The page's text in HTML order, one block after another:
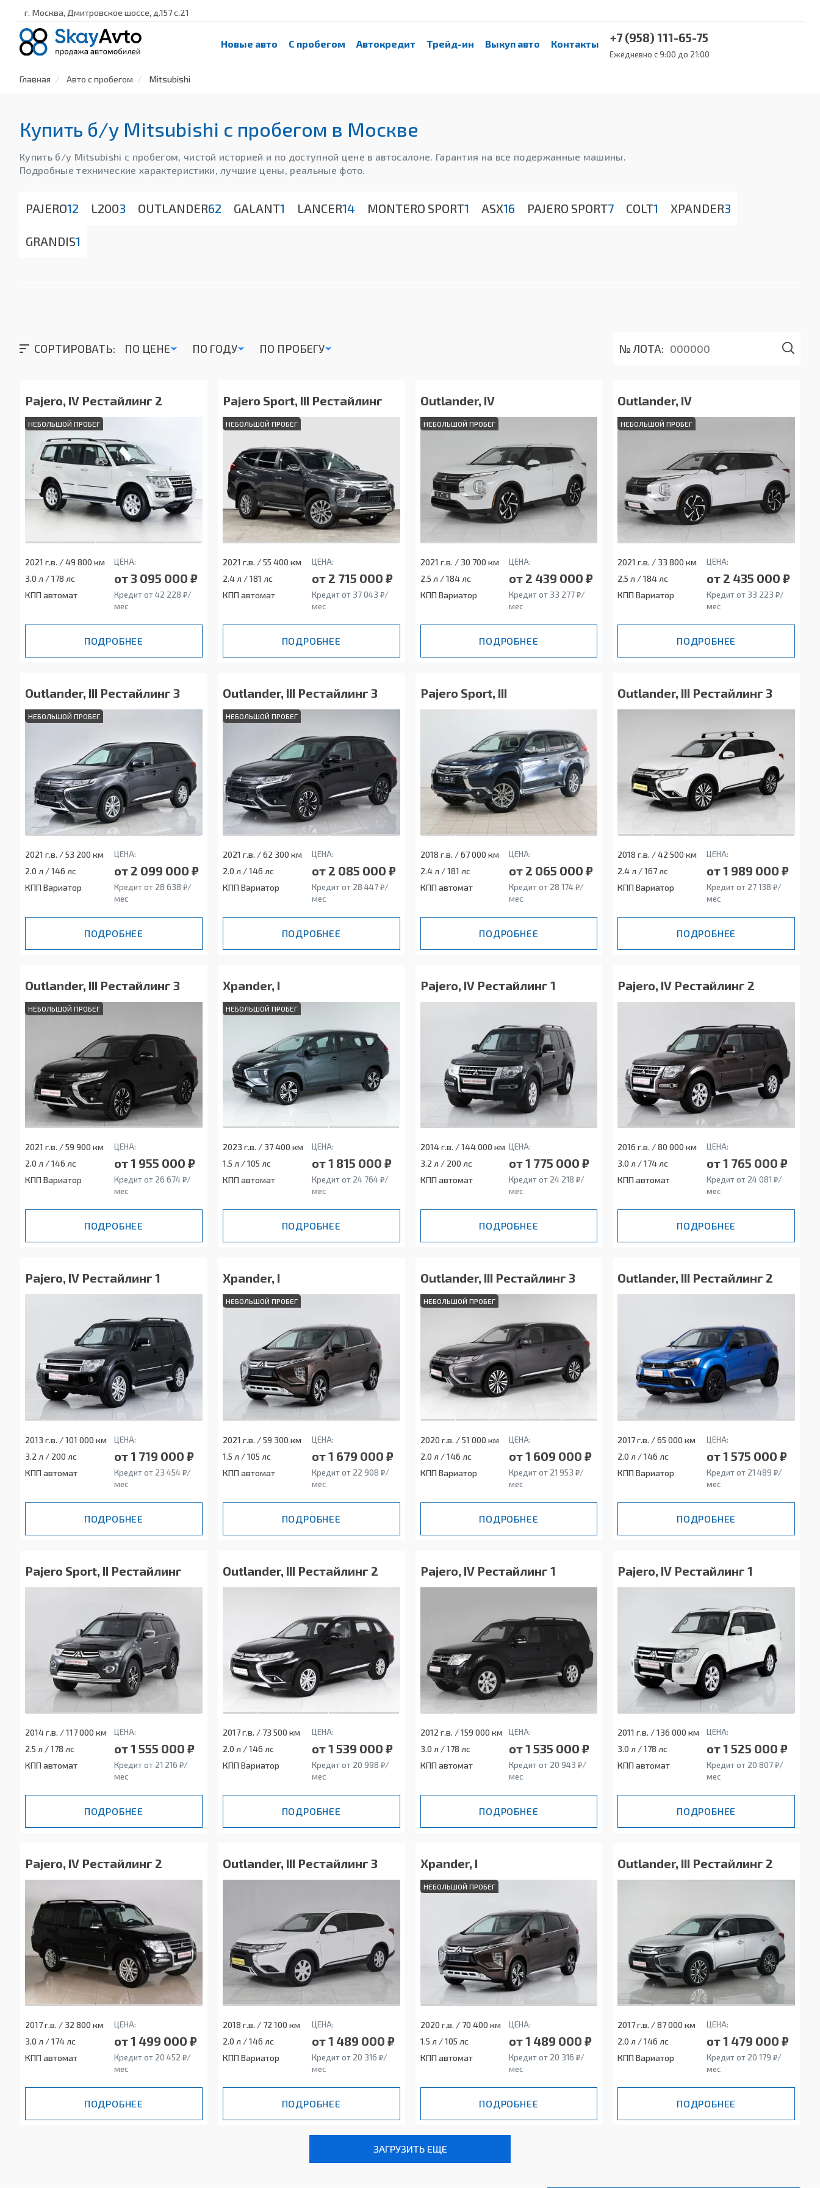
г. Москва, Дмитровское шоссе, д.157 с.21
Новые авто С пробегом Автокредит Трейд-ин Выкуп авто Контакты +7 (958) 111-65-75
Ежедневно с 9:00 до 21:00
Главная Авто с пробегом Mitsubishi
Купить б/у Mitsubishi с пробегом в Москве
Купить б/у Mitsubishi с пробегом, чистой историей и по доступной цене в автосалоне. Гарантия на все подержанные машины.
Подробные технические характеристики, лучшие цены, реальные фото.
PAJERO12 L2003 OUTLANDER62 GALANT1 LANCER14 MONTERO SPORT1 ASX16 PAJERO SPORT7 COLT1 XPANDER3
GRANDIS1
№ ЛОТА:
СОРТИРОВАТЬ: ПО ЦЕНЕ ПО ГОДУ ПО ПРОБЕГУ
Pajero, IV Рестайлинг 2
НЕБОЛЬШОЙ ПРОБЕГ
2021 г.в. / 49 800 км ЦЕНА:
3.0 л / 178 лс от 3 095 000 ₽
КПП автомат
Кредит от 42 228 ₽/
мес
ПОДРОБНЕЕ
Pajero Sport, III Рестайлинг
НЕБОЛЬШОЙ ПРОБЕГ
2021 г.в. / 55 400 км ЦЕНА:
2.4 л / 181 лс от 2 715 000 ₽
КПП автомат
Кредит от 37 043 ₽/
мес
ПОДРОБНЕЕ
Outlander, IV
НЕБОЛЬШОЙ ПРОБЕГ
2021 г.в. / 30 700 км ЦЕНА:
2.5 л / 184 лс от 2 439 000 ₽
КПП Вариатор
Кредит от 33 277 ₽/
мес
ПОДРОБНЕЕ
Outlander, IV
НЕБОЛЬШОЙ ПРОБЕГ
2021 г.в. / 33 800 км ЦЕНА:
2.5 л / 184 лс от 2 435 000 ₽
КПП Вариатор
Кредит от 33 223 ₽/
мес
ПОДРОБНЕЕ
Outlander, III Рестайлинг 3
НЕБОЛЬШОЙ ПРОБЕГ
2021 г.в. / 53 200 км ЦЕНА:
2.0 л / 146 лс от 2 099 000 ₽
КПП Вариатор
Кредит от 28 638 ₽/
мес
ПОДРОБНЕЕ
Outlander, III Рестайлинг 3
НЕБОЛЬШОЙ ПРОБЕГ
2021 г.в. / 62 300 км ЦЕНА:
2.0 л / 146 лс от 2 085 000 ₽
КПП Вариатор
Кредит от 28 447 ₽/
мес
ПОДРОБНЕЕ
Pajero Sport, III
2018 г.в. / 67 000 км ЦЕНА:
2.4 л / 181 лс от 2 065 000 ₽
КПП автомат
Кредит от 28 174 ₽/
мес
ПОДРОБНЕЕ
Outlander, III Рестайлинг 3
2018 г.в. / 42 500 км ЦЕНА:
2.4 л / 167 лс от 1 989 000 ₽
КПП Вариатор
Кредит от 27 138 ₽/
мес
ПОДРОБНЕЕ
Outlander, III Рестайлинг 3
НЕБОЛЬШОЙ ПРОБЕГ
2021 г.в. / 59 900 км ЦЕНА:
2.0 л / 146 лс от 1 955 000 ₽
КПП Вариатор
Кредит от 26 674 ₽/
мес
ПОДРОБНЕЕ
Xpander, I
НЕБОЛЬШОЙ ПРОБЕГ
2023 г.в. / 37 400 км ЦЕНА:
1.5 л / 105 лс от 1 815 000 ₽
КПП автомат
Кредит от 24 764 ₽/
мес
ПОДРОБНЕЕ
Pajero, IV Рестайлинг 1
2014 г.в. / 144 000 км ЦЕНА:
3.2 л / 200 лс от 1 775 000 ₽
КПП автомат
Кредит от 24 218 ₽/
мес
ПОДРОБНЕЕ
Pajero, IV Рестайлинг 2
2016 г.в. / 80 000 км ЦЕНА:
3.0 л / 174 лс от 1 765 000 ₽
КПП автомат
Кредит от 24 081 ₽/
мес
ПОДРОБНЕЕ
Pajero, IV Рестайлинг 1
2013 г.в. / 101 000 км ЦЕНА:
3.2 л / 200 лс от 1 719 000 ₽
КПП автомат
Кредит от 23 454 ₽/
мес
ПОДРОБНЕЕ
Xpander, I
НЕБОЛЬШОЙ ПРОБЕГ
2021 г.в. / 59 300 км ЦЕНА:
1.5 л / 105 лс от 1 679 000 ₽
КПП автомат
Кредит от 22 908 ₽/
мес
ПОДРОБНЕЕ
Outlander, III Рестайлинг 3
НЕБОЛЬШОЙ ПРОБЕГ
2020 г.в. / 51 000 км ЦЕНА:
2.0 л / 146 лс от 1 609 000 ₽
КПП Вариатор
Кредит от 21 953 ₽/
мес
ПОДРОБНЕЕ
Outlander, III Рестайлинг 2
2017 г.в. / 65 000 км ЦЕНА:
2.0 л / 146 лс от 1 575 000 ₽
КПП Вариатор
Кредит от 21 489 ₽/
мес
ПОДРОБНЕЕ
Pajero Sport, II Рестайлинг
2014 г.в. / 117 000 км ЦЕНА:
2.5 л / 178 лс от 1 555 000 ₽
КПП автомат
Кредит от 21 216 ₽/
мес
ПОДРОБНЕЕ
Outlander, III Рестайлинг 2
2017 г.в. / 73 500 км ЦЕНА:
2.0 л / 146 лс от 1 539 000 ₽
КПП Вариатор
Кредит от 20 998 ₽/
мес
ПОДРОБНЕЕ
Pajero, IV Рестайлинг 1
2012 г.в. / 159 000 км ЦЕНА:
3.0 л / 178 лс от 1 535 000 ₽
КПП автомат
Кредит от 20 943 ₽/
мес
ПОДРОБНЕЕ
Pajero, IV Рестайлинг 1
2011 г.в. / 136 000 км ЦЕНА:
3.0 л / 178 лс от 1 525 000 ₽
КПП автомат
Кредит от 20 807 ₽/
мес
ПОДРОБНЕЕ
Pajero, IV Рестайлинг 2
2017 г.в. / 32 800 км ЦЕНА:
3.0 л / 174 лс от 1 499 000 ₽
КПП автомат
Кредит от 20 452 ₽/
мес
ПОДРОБНЕЕ
Outlander, III Рестайлинг 3
2018 г.в. / 72 100 км ЦЕНА:
2.0 л / 146 лс от 1 489 000 ₽
КПП Вариатор
Кредит от 20 316 ₽/
мес
ПОДРОБНЕЕ
Xpander, I
НЕБОЛЬШОЙ ПРОБЕГ
2020 г.в. / 70 400 км ЦЕНА:
1.5 л / 105 лс от 1 489 000 ₽
КПП автомат
Кредит от 20 316 ₽/
мес
ПОДРОБНЕЕ
Outlander, III Рестайлинг 2
2017 г.в. / 87 000 км ЦЕНА:
2.0 л / 146 лс от 1 479 000 ₽
КПП Вариатор
Кредит от 20 179 ₽/
мес
ПОДРОБНЕЕ
ЗАГРУЗИТЬ ЕЩЕ